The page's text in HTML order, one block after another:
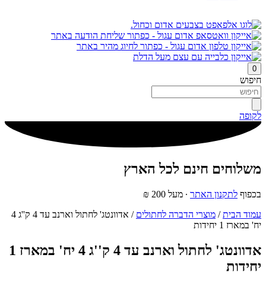
0
חיפוש
לקופה
משלוחים חינם לכל הארץ
בכפוף לתקנון האתר ∙ מעל 200 ₪
עמוד הבית/ מוצרי הדברה לחתולים
/ אדוונטג' לחתול וארנב עד 4 ק''ג 4
יח' במארז 1 יחידות
אדוונטג' לחתול וארנב עד 4 ק''ג 4 יח' במארז 1
יחידות